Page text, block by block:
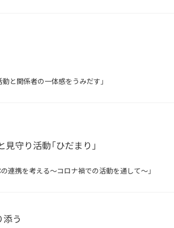
と関係者の一体感をうみだす」
り活動「ひだまり」
連携を考える～コロナ禍での活動を通して～」
添う